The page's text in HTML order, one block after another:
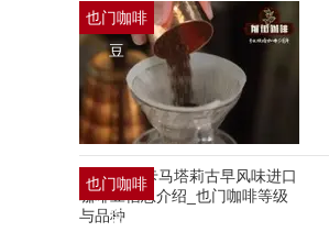
也门咖啡
豆
也门咖啡
豆